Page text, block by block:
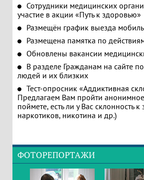
Сотрудники медицинских
участие в акции «Путь к здоровью»
Размещён график выезда
Размещена памятка по
Обновлены вакансии
В разделе Гражданам на сайте
людей и их близких
Тест-опросник «Аддиктивная
Предлагаем Вам пройти анонимное
поймете, есть ли у Вас склонность
наркотиков, никотина и др.)
ФОТОРЕПОРТАЖИ